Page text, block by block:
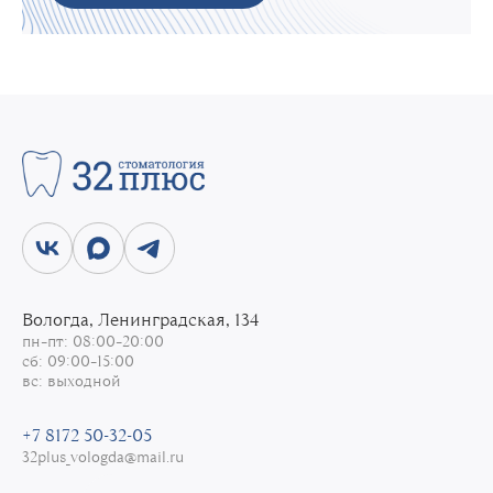
Стоматолог-ортопед
Юдникова Анна Евгеньевна
Парадонтолог
Стоматолог-ортодонт
Савина Юлия Георгиевна
Блажчук Александра Николаевна
Стоматолог-терапевт, Микроскопист
Меркурьева Александра Николаевна
Терехова Наталья Вадимовна
Стоматолог-терапевт, Микроскопист
Вологда, Ленинградская, 134
пн–пт: 08:00–20:00
сб: 09:00–15:00
вс: выходной
+7 8172 50-32-05
32plus_vologda@mail.ru